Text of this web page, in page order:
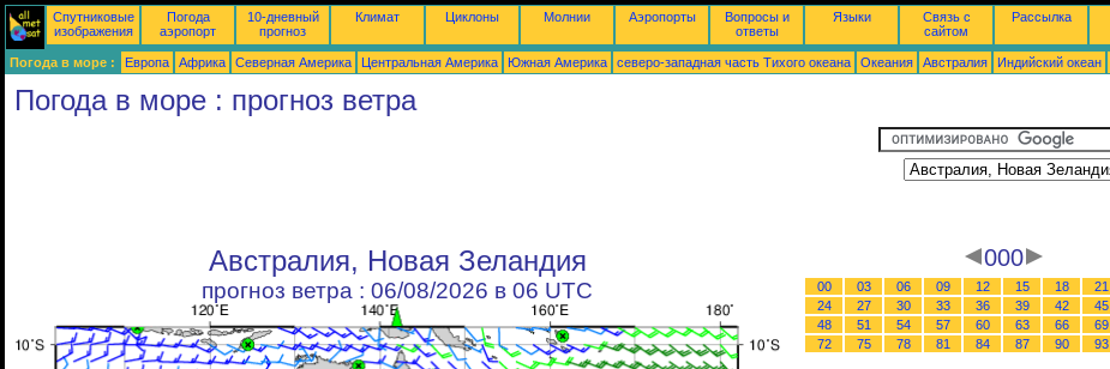
Спутниковые
изображения
Погода
аэропорт
10-дневный
прогноз
Климат Циклоны Молнии Аэропорты
Вопросы и
ответы
Языки
Связь с
сайтом
Рассылка
Погода в море : Европа Африка Северная Америка Центральная Америка Южная Америка северо-западная часть Tихого океана Океания Австралия Индийский океан
Погода в море : прогноз ветра
Австралия, Новая Зеландия
прогноз ветра : 06/08/2026 в 06 UTC
000
00 03 06 09 12 15 18
21
24
27 30 33 36 39 42
45
48
51 54 57 60 63 66
69
72
75 78 81 84 87 90 93